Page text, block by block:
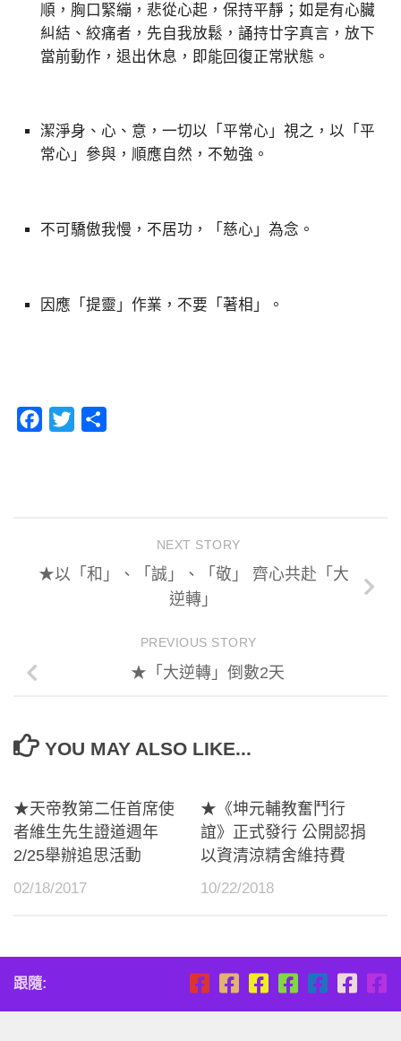
順，胸口緊繃，悲從心起，保持平靜；如是有心臟
糾結、絞痛者，先自我放鬆，誦持廿字真言，放下
當前動作，退出休息，即能回復正常狀態。
潔淨身、心、意，一切以「平常心」視之，以「平
常心」參與，順應自然，不勉強。
不可驕傲我慢，不居功，「慈心」為念。
因應「提靈」作業，不要「著相」。
Facebook
Twitter
NEXT STORY
★以「和」、「誠」、「敬」 齊心共赴「大
逆轉」
PREVIOUS STORY
★「大逆轉」倒數2天
YOU MAY ALSO LIKE...
★天帝教第二任首席使
者維生先生證道週年
2/25舉辦追思活動
02/18/2017
★《坤元輔教奮鬥行
誼》正式發行 公開認捐
以資清涼精舍維持費
10/22/2018
跟隨: